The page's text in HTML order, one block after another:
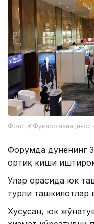
Фото: ҚР Фуқаро авиацияси
Форумда дунёнинг
ортиқ киши
Улар орасида юк
турли ташкилотлар
Хусусан, юк